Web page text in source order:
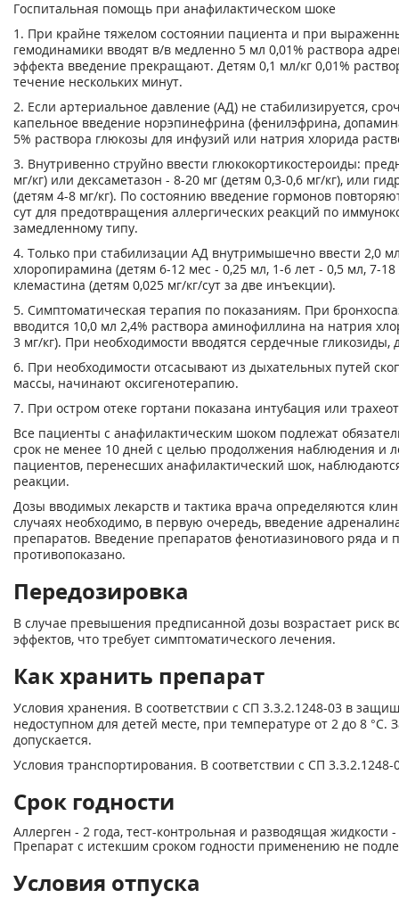
Госпитальная помощь при анафилактическом шоке
1. При крайне тяжелом состоянии пациента и при
гемодинамики вводят в/в медленно 5 мл 0,01% раствора
эффекта введение прекращают. Детям 0,1 мл/кг 0,01%
течение нескольких минут.
2. Если артериальное давление (АД) не стабилизируется,
капельное введение норэпинефрина (фенилэфрина,
5% раствора глюкозы для инфузий или натрия хлорида
3. Внутривенно струйно ввести глюкокортикостероиды:
мг/кг) или дексаметазон - 8-20 мг (детям 0,3-0,6 мг/кг), или
(детям 4-8 мг/кг). По состоянию введение гормонов
сут для предотвращения аллергических реакций по
замедленному типу.
4. Только при стабилизации АД внутримышечно ввести 2,0
хлоропирамина (детям 6-12 мес - 0,25 мл, 1-6 лет - 0,5 мл, 7-18
клемастина (детям 0,025 мг/кг/сут за две инъекции).
5. Симптоматическая терапия по показаниям. При
вводится 10,0 мл 2,4% раствора аминофиллина на натрия
3 мг/кг). При необходимости вводятся сердечные
6. При необходимости отсасывают из дыхательных путей
массы, начинают оксигенотерапию.
7. При остром отеке гортани показана интубация или
Все пациенты с анафилактическим шоком подлежат
срок не менее 10 дней с целью продолжения наблюдения и
пациентов, перенесших анафилактический шок,
реакции.
Дозы вводимых лекарств и тактика врача определяются
случаях необходимо, в первую очередь, введение
препаратов. Введение препаратов фенотиазинового ряда и
противопоказано.
Передозировка
В случае превышения предписанной дозы возрастает риск
эффектов, что требует симптоматического лечения.
Как хранить препарат
Условия хранения. В соответствии с СП 3.3.2.1248-03 в
недоступном для детей месте, при температуре от 2 до 8 °С.
допускается.
Условия транспортирования. В соответствии с СП
Срок годности
Аллерген - 2 года, тест-контрольная и разводящая жидкости -
Препарат с истекшим сроком годности применению не
Условия отпуска